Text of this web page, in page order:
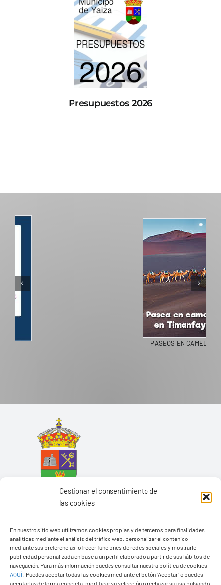
Gestionar el consentimiento de
las cookies
En nuestro sitio web utilizamos cookies propias y de terceros para finalidades
analíticas mediante el análisis del tráfico web, personalizar el contenido
mediante sus preferencias, ofrecer funciones de redes sociales y mostrarle
publicidad personalizada en base a un perfil elaborado a partir de sus hábitos de
navegación. Para más información puedes consultar nuestra política de cookies
AQUÍ
Puedes aceptar todas las cookies mediante el botón “Aceptar” o puedes
aceptarlas de forma concreta, modificar su selección o rechazar su uso pulsando
Presupuestos 2026
Ayuntamiento de Yaiza
Pza. de Los Remedios, 1
35570 – Yaiza